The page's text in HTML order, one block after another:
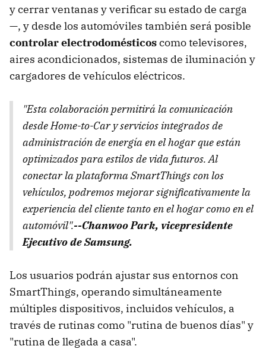
y cerrar ventanas y verificar su estado de carga
—, y desde los automóviles también será posible
controlar electrodomésticoscomo televisores,
aires acondicionados, sistemas de iluminación y
cargadores de vehículos eléctricos.
"Esta colaboración permitirá la comunicación
desde Home-to-Car y servicios integrados de
administración de energía en el hogar que están
optimizados para estilos de vida futuros. Al
conectar la plataforma SmartThings con los
vehículos, podremos mejorar significativamente la
experiencia del cliente tanto en el hogar como en el
automóvil".--Chanwoo Park, vicepresidente
Ejecutivo de Samsung.
Los usuarios podrán ajustar sus entornos con
SmartThings, operando simultáneamente
múltiples dispositivos, incluidos vehículos, a
través de rutinas como "rutina de buenos días" y
"rutina de llegada a casa".